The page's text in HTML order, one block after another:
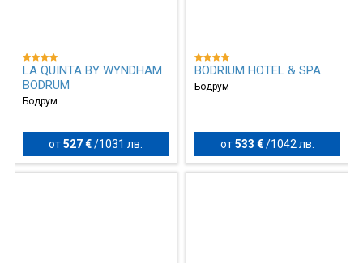
LA QUINTA BY WYNDHAM
BODRUM
Бодрум
от527 € / 1031 лв.
BODRIUM HOTEL & SPA
Бодрум
от533 €/ 1042 лв.